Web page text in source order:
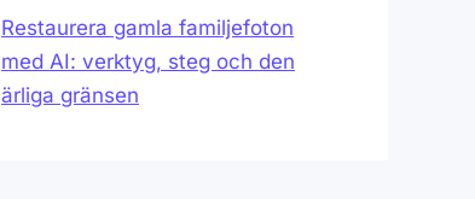
Restaurera gamla familjefoton
med AI: verktyg, steg och den
ärliga gränsen